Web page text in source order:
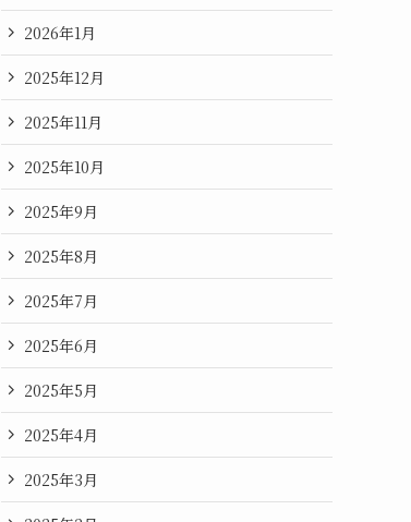
2026年1月
2025年12月
2025年11月
2025年10月
2025年9月
2025年8月
2025年7月
2025年6月
2025年5月
2025年4月
2025年3月